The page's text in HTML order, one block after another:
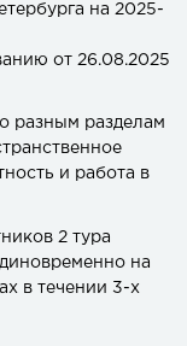
на 2025-
от 26.08.2025
разным разделам
и работа в
2 тура
на
в течении 3-х